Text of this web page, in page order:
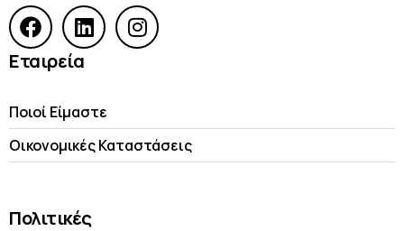
Εταιρεία
Ποιοί Είμαστε
Οικονομικές Kαταστάσεις
Πολιτικές